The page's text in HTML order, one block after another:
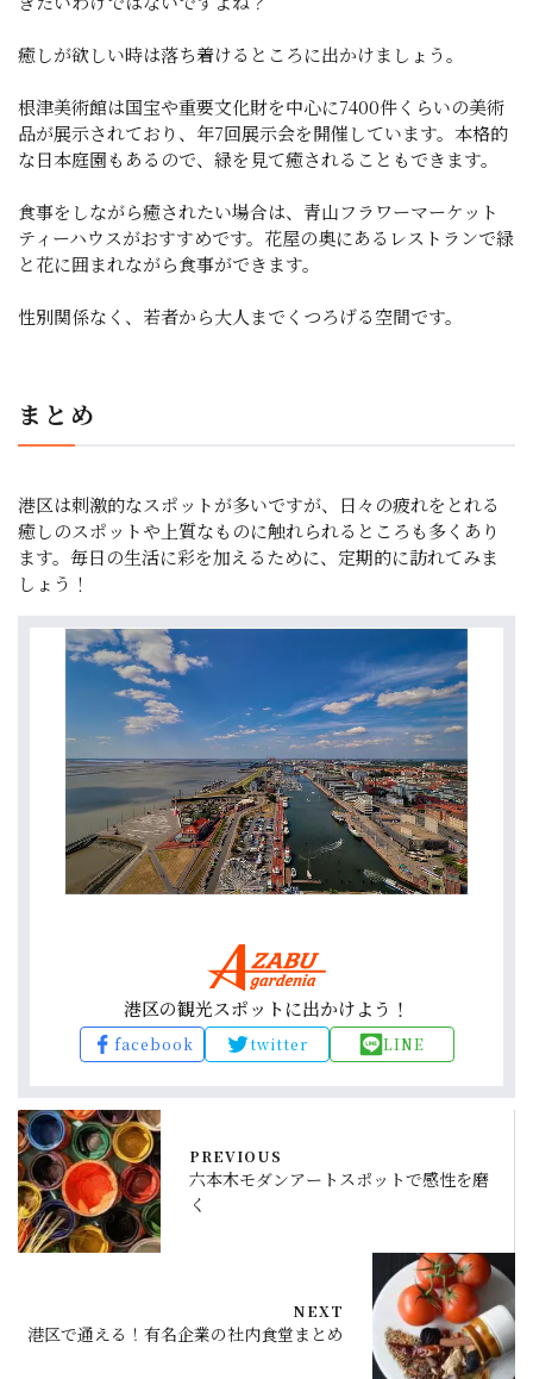
癒しが欲しい時は落ち着けるところに出かけましょう。
根津美術館は国宝や重要文化財を中心に7400件くらいの美術
品が展示されており、年7回展示会を開催しています。本格的
な日本庭園もあるので、緑を見て癒されることもできます。
食事をしながら癒されたい場合は、青山フラワーマーケット
ティーハウスがおすすめです。花屋の奥にあるレストランで緑
と花に囲まれながら食事ができます。
性別関係なく、若者から大人までくつろげる空間です。
まとめ
港区は刺激的なスポットが多いですが、日々の疲れをとれる
癒しのスポットや上質なものに触れられるところも多くあり
ます。毎日の生活に彩を加えるために、定期的に訪れてみま
しょう！
港区の観光スポットに出かけよう！
facebook twitter LINE
PREVIOUS
六本木モダンアートスポットで感性を磨
く
NEXT
港区で通える！有名企業の社内食堂まとめ